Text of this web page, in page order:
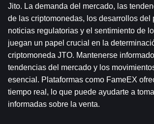
Jito. La demanda del mercado, las
de las criptomonedas, los desarrollos del
noticias regulatorias y el sentimiento de
juegan un papel crucial en la
criptomoneda JTO. Mantenerse
tendencias del mercado y los
esencial. Plataformas como FameEX
tiempo real, lo que puede ayudarte a
informadas sobre la venta.